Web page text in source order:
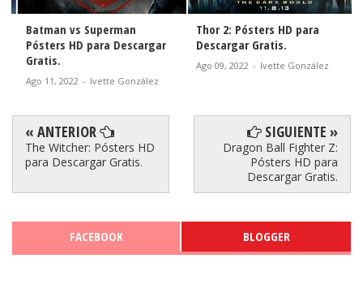
Batman vs Superman
Pósters HD para Descargar
Gratis.
Ago 11, 2022 - Ivette González
Thor 2: Pósters HD para
Descargar Gratis.
Ago 09, 2022 - Ivette González
« ANTERIOR
The Witcher: Pósters HD
para Descargar Gratis.
SIGUIENTE »
Dragon Ball Fighter Z:
Pósters HD para
Descargar Gratis.
FACEBOOK BLOGGER